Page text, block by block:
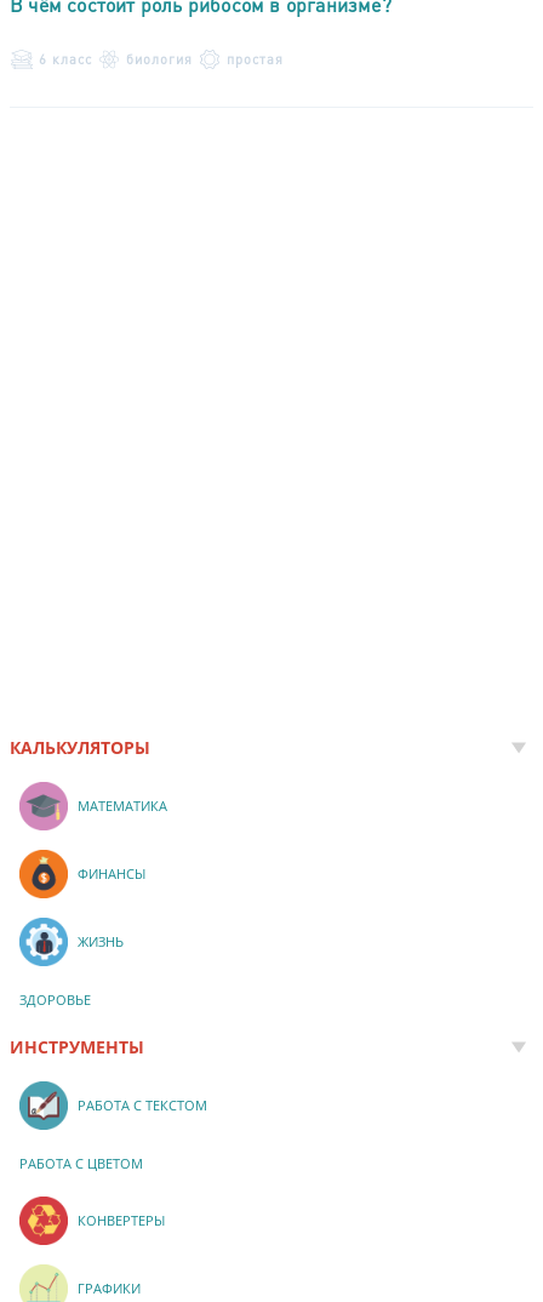
6 класс биология простая
КАЛЬКУЛЯТОРЫ
МАТЕМАТИКА
ФИНАНСЫ
ЖИЗНЬ
ЗДОРОВЬЕ
ИНСТРУМЕНТЫ
РАБОТА С ТЕКСТОМ
РАБОТА С ЦВЕТОМ
КОНВЕРТЕРЫ
ГРАФИКИ